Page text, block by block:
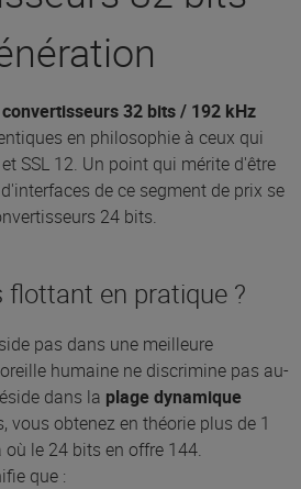
convertisseurs 32 bits / 192 kHz
en philosophie à ceux qui
SSL 12. Un point qui mérite d'être
de ce segment de prix se
24 bits.
flottant en pratique ?
pas dans une meilleure
humaine ne discrimine pas au-
dans la plage dynamique
vous obtenez en théorie plus de 1
le 24 bits en offre 144.
que :